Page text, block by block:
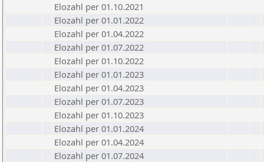
Elozahl per 01.10.2021
Elozahl per 01.01.2022
Elozahl per 01.04.2022
Elozahl per 01.07.2022
Elozahl per 01.10.2022
Elozahl per 01.01.2023
Elozahl per 01.04.2023
Elozahl per 01.07.2023
Elozahl per 01.10.2023
Elozahl per 01.01.2024
Elozahl per 01.04.2024
Elozahl per 01.07.2024